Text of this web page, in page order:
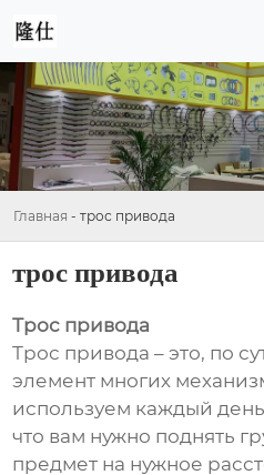
Главная - трос привода
трос привода
Трос привода
Трос привода – это, по
элемент многих
используем каждый
что вам нужно поднять
предмет на нужное